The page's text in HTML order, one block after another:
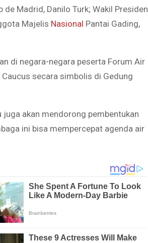
Madrid, Danilo Turk; Wakil Presiden
Majelis Nasional Pantai Gading,
di negara-negara peserta Forum Air
secara simbolis di Gedung
akan mendorong pembentukan
ini bisa mempercepat agenda air